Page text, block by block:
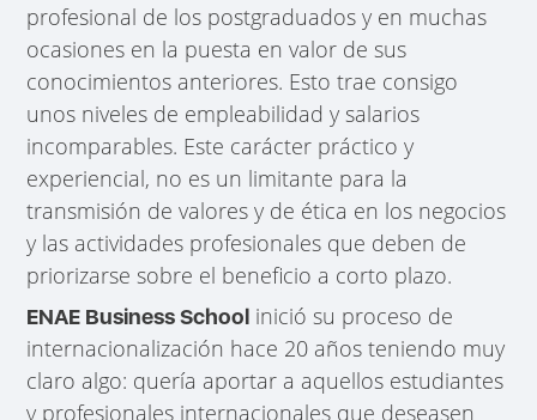
profesional de los postgraduados y en muchas
ocasiones en la puesta en valor de sus
conocimientos anteriores. Esto trae consigo
unos niveles de empleabilidad y salarios
incomparables. Este carácter práctico y
experiencial, no es un limitante para la
transmisión de valores y de ética en los negocios
y las actividades profesionales que deben de
priorizarse sobre el beneficio a corto plazo.
ENAE Business School inició su proceso de
internacionalización hace 20 años teniendo muy
claro algo: quería aportar a aquellos estudiantes
y profesionales internacionales que deseasen